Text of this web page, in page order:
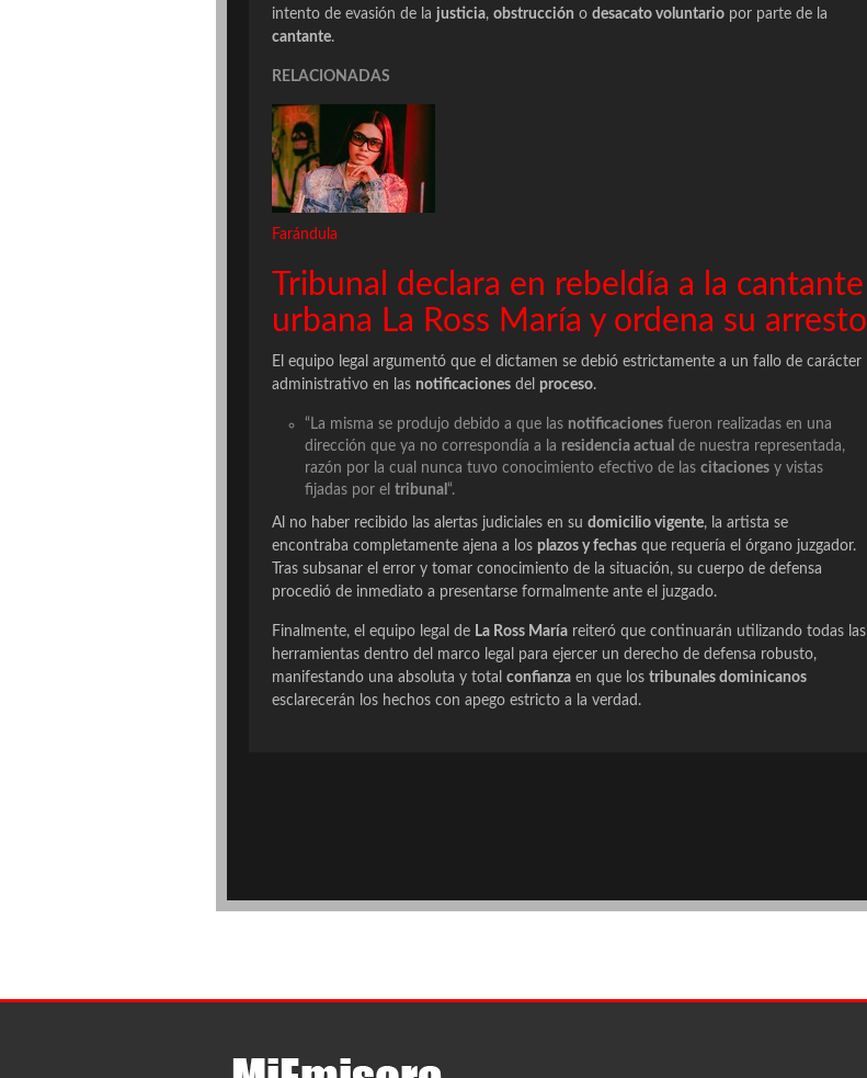
intento de evasión de la justicia, obstrucción o desacato voluntario por parte de la
cantante.
RELACIONADAS
Farándula
Tribunal declara en rebeldía a la cantante
urbana La Ross María y ordena su arresto
El equipo legal argumentó que el dictamen se debió estrictamente a un fallo de carácter
administrativo en las notificaciones del proceso.
“La misma se produjo debido a que las notificaciones fueron realizadas en una
dirección que ya no correspondía a la residencia actual de nuestra representada,
razón por la cual nunca tuvo conocimiento efectivo de las citaciones y vistas
fijadas por el tribunal “.
Al no haber recibido las alertas judiciales en su domicilio vigente, la artista se
encontraba completamente ajena a los plazos y fechas que requería el órgano juzgador.
Tras subsanar el error y tomar conocimiento de la situación, su cuerpo de defensa
procedió de inmediato a presentarse formalmente ante el juzgado.
Finalmente, el equipo legal de La Ross María reiteró que continuarán utilizando todas las
herramientas dentro del marco legal para ejercer un derecho de defensa robusto,
manifestando una absoluta y total confianza en que los tribunales dominicanos
esclarecerán los hechos con apego estricto a la verdad.